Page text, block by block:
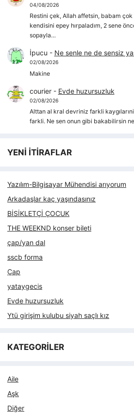
04/08/2026
Restini çek, Allah affetsin, babam çok
kendisini epey hırpaladım, 2 sene
sopayla…
İpucu - Ne senle ne de sensiz
02/08/2026
Makine
courier- Evde huzursuzluk
02/08/2026
Alttan al kral devriniz farkli
farkli. Ne sen onun gibi bakabilirsin
YENİ İTİRAFLAR
Yazılım-Bilgisayar Mühendisi arıyorum
Arkadaşlar kaç yaşındasınız
BİSİKLETÇİ ÇOCUK
THE WEEKND konser bileti
çap/yan dal
sscb forma
Çap
yataygecis
Evde huzursuzluk
Ytü girişim kulubu siyah saçlı kız
KATEGORİLER
Aile
Aşk
Diğer